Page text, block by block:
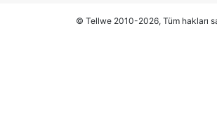
© Tellwe 2010-2026, Tüm hakları